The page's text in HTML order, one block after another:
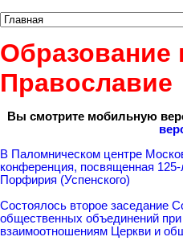
Образование
Православие
Вы смотрите мобильную
В Паломническом центре
конференция, посвященная
Порфирия (Успенского)
Состоялось второе заседание
общественных объединений
взаимоотношениям Церкви и